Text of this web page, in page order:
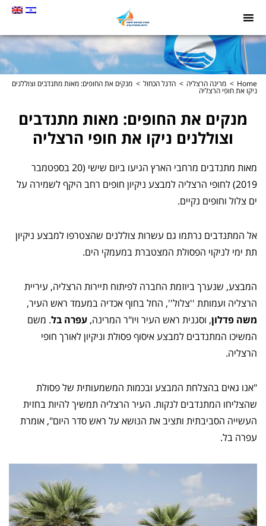
כקישור
לעמוד
הבית
Home מרינה הרצליה הדגל הכחול מנקים את החופים: מאות מתנדבים וצוללנים
ניקו את חופי הרצליה
מנקים את החופים: מאות מתנדבים
וצוללנים ניקו את חופי הרצליה
מאות מתנדבים מרחבי הארץ הגיעו ביום שישי (20 בספטמבר
2019) לחופי הרצליה למבצע ניקיון חופים רחב היקף לשמירה על
ים צלול וחופים נקיים.
אל המתנדבים נרתמו גם עשרות צוללנים שהצטרפו למבצע ניקיון
תת ימי לניקוי הפסולת המצטברת במעמקי הים.
המבצע, שנערך ביוזמת החברה לפיתוח תיירות הרצליה, עיריית
הרצליה ועמותת ''צלול'', החל בחוף אכדיה במעמד ראש העיר,
משה פדלון, וסגנית ראש העיר ויו"ר המרינה, עפרה בל. משם
המשיכו המתנדבים למבצע איסוף פסולת וניקיון לאורך חופי
הרצליה.
"אנו גאים בהצלחת המבצע ובכמות המשמעותית של פסולת
שהצליחו המתנדבים לנקות. העיר הרצליה תמשיך להיות בחזית
העשייה הסביבתית ותציב את הנושא על ראש סדר היום", אומרת
עפרה בל.